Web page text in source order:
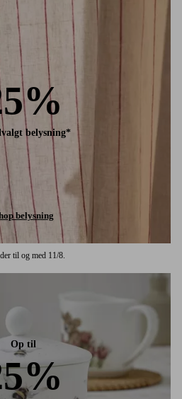
belysning*
belysning
til og med 11/8.
Op til